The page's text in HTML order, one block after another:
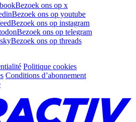
Bezoek ons op x
Bezoek ons op youtube
Bezoek ons op instagram
Bezoek ons op telegram
Bezoek ons op threads
Politique cookies
Conditions d’abonnement